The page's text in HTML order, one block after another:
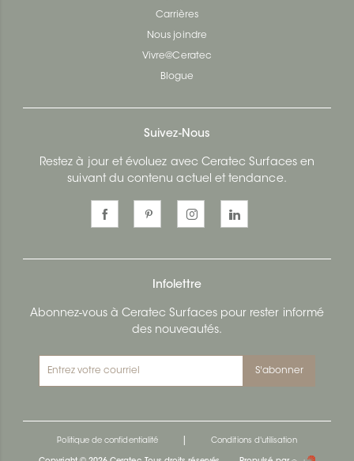
Carrières
Nous joindre
Vivre@Ceratec
Blogue
Suivez-Nous
Restez à jour et évoluez avec Ceratec Surfaces en
suivant du contenu actuel et tendance.
Infolettre
Abonnez-vous à Ceratec Surfaces pour rester informé
des nouveautés.
S'abonner
Politique de confidentialité Conditions d'utilisation